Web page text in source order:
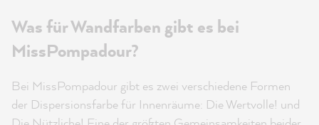
Was für Wandfarben gibt es bei
MissPompadour?
Bei MissPompadour gibt es zwei verschiedene Formen
der Dispersionsfarbe für Innenräume: Die Wertvolle! und